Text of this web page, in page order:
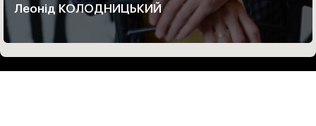
Леонід КОЛОДНИЦЬКИЙ